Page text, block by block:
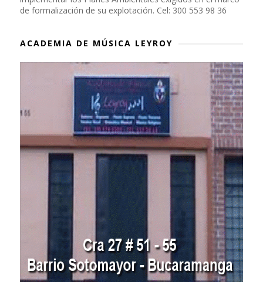
de formalización de su explotación. Cel: 300 553 98 36
ACADEMIA DE MÚSICA LEYROY